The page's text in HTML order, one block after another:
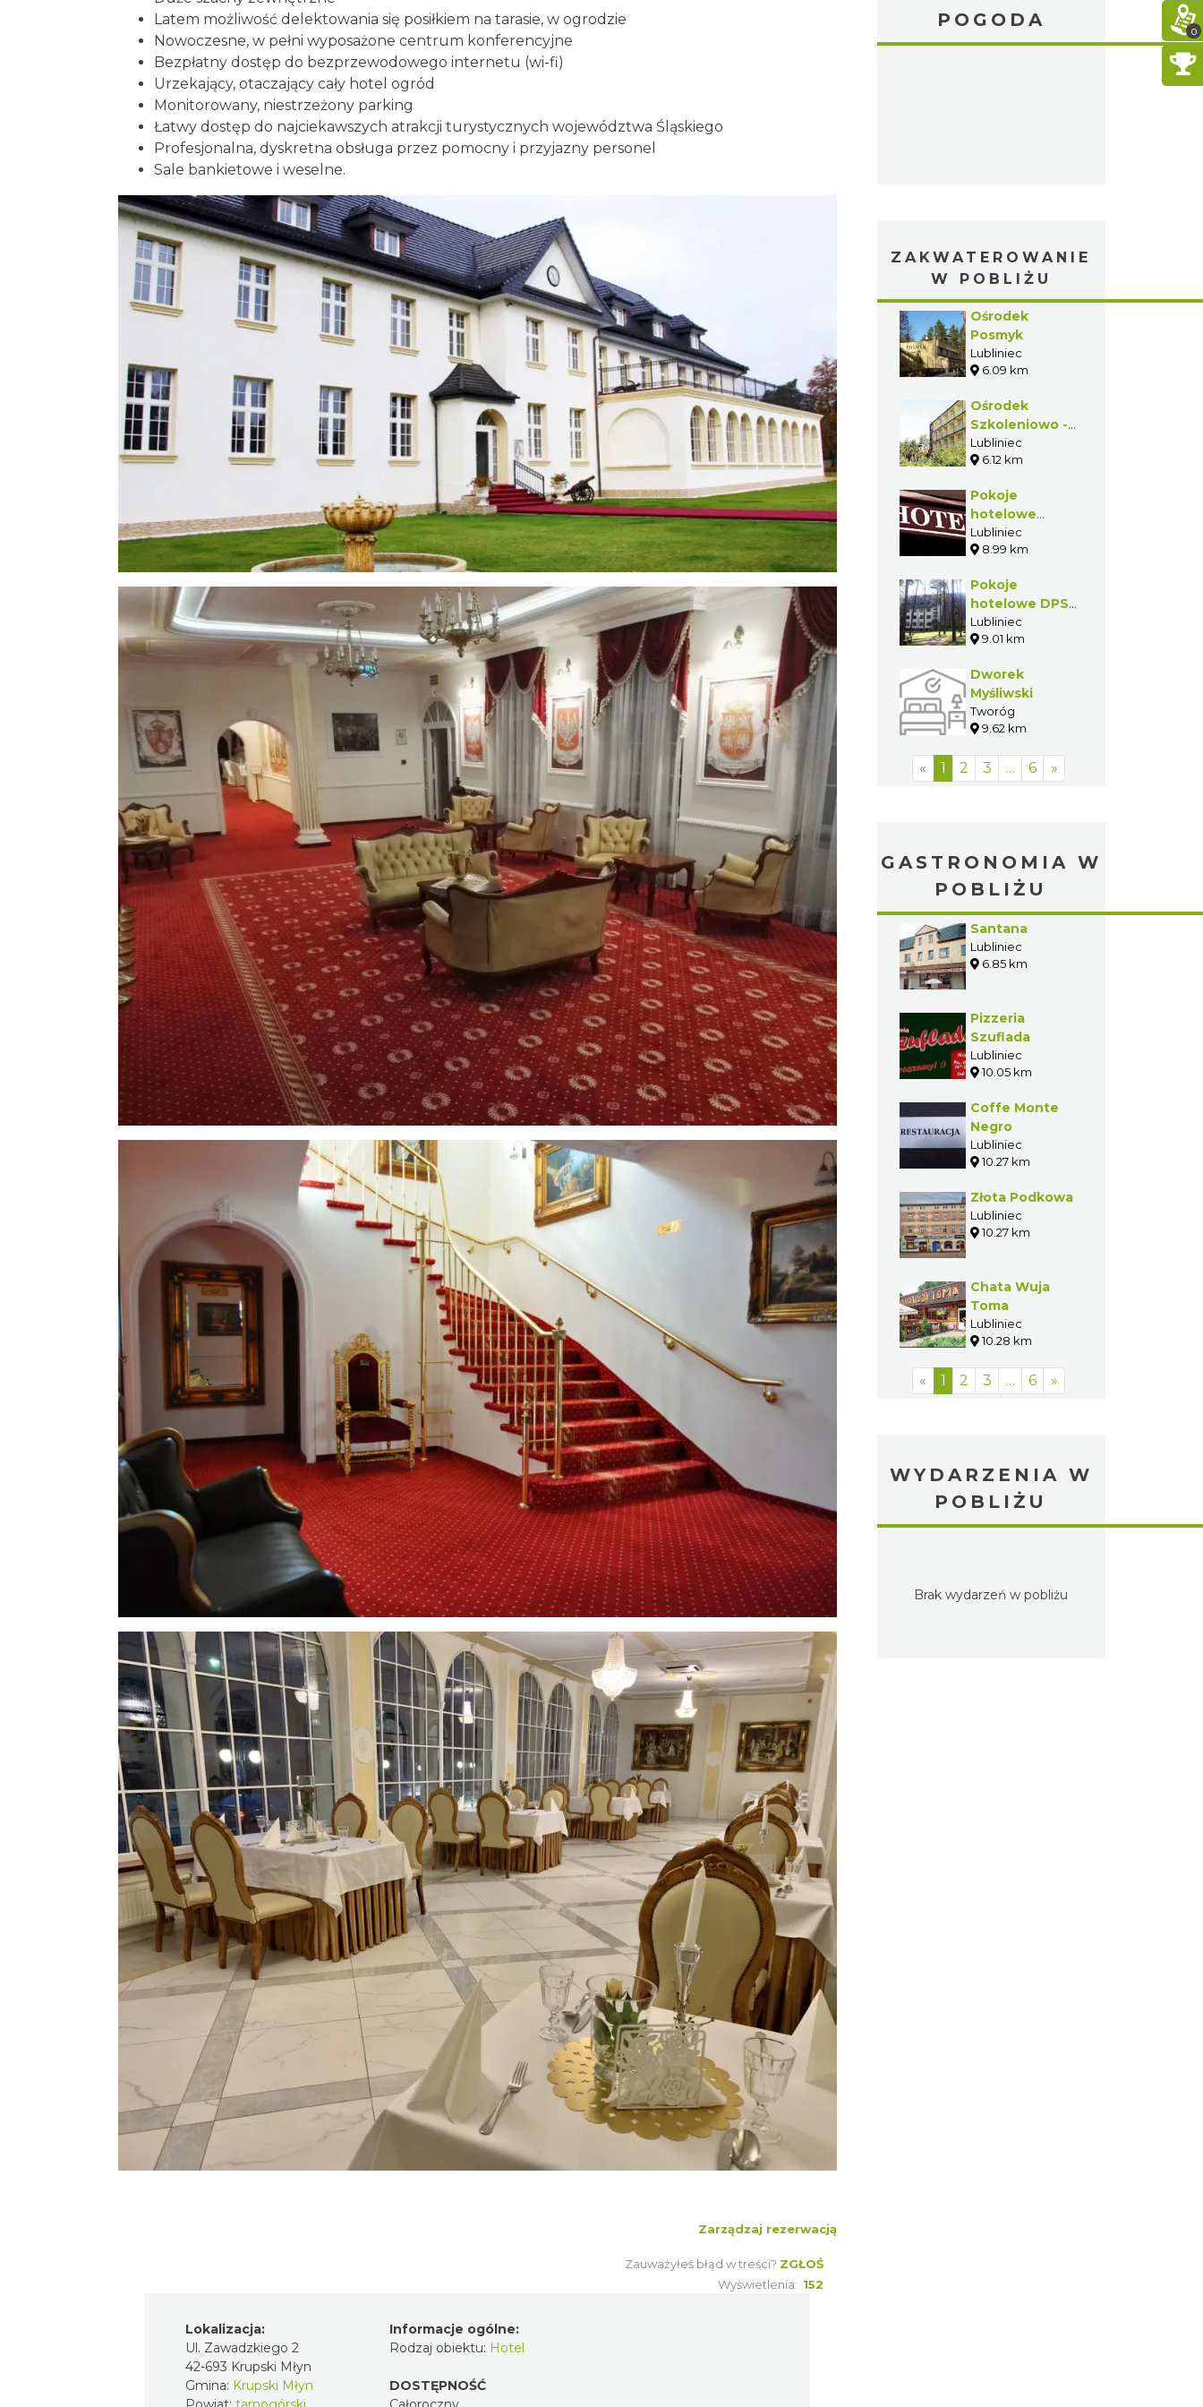
Latem możliwość delektowania się posiłkiem na tarasie, w ogrodzie
Nowoczesne, w pełni wyposażone centrum konferencyjne
Bezpłatny dostęp do bezprzewodowego internetu (wi-fi)
Urzekający, otaczający cały hotel ogród
Monitorowany, niestrzeżony parking
Łatwy dostęp do najciekawszych atrakcji turystycznych województwa Śląskiego
Profesjonalna, dyskretna obsługa przez pomocny i przyjazny personel
Sale bankietowe i weselne.
Zarządzaj rezerwacją
Zauważyłeś błąd w treści? ZGŁOŚ
Wyświetlenia: 152
Lokalizacja:
Ul. Zawadzkiego 2
42-693 Krupski Młyn
Gmina: Krupski Młyn
Informacje ogólne:
Rodzaj obiektu: Hotel
DOSTĘPNOŚĆ
POGODA
ZAKWATEROWANIE
W POBLIŻU
Ośrodek
Posmyk
Lubliniec
6.09 km
Ośrodek
Szkoleniowo -
Rekreacyjny
Silesiana
Lubliniec
6.12 km
Pokoje
hotelowe
Internat
Lubliniec
8.99 km
Pokoje
hotelowe DPS
Zameczek
Lubliniec
9.01 km
Dworek
Myśliwski
Tworóg
9.62 km
« 1 2 3 … 6 »
GASTRONOMIA W
POBLIŻU
Santana
Lubliniec
6.85 km
Pizzeria
Szuflada
Lubliniec
10.05 km
Coffe Monte
Negro
Lubliniec
10.27 km
Złota Podkowa
Lubliniec
10.27 km
Chata Wuja
Toma
Lubliniec
10.28 km
« 1 2 3 … 6 »
WYDARZENIA W
POBLIŻU
Brak wydarzeń w pobliżu
0